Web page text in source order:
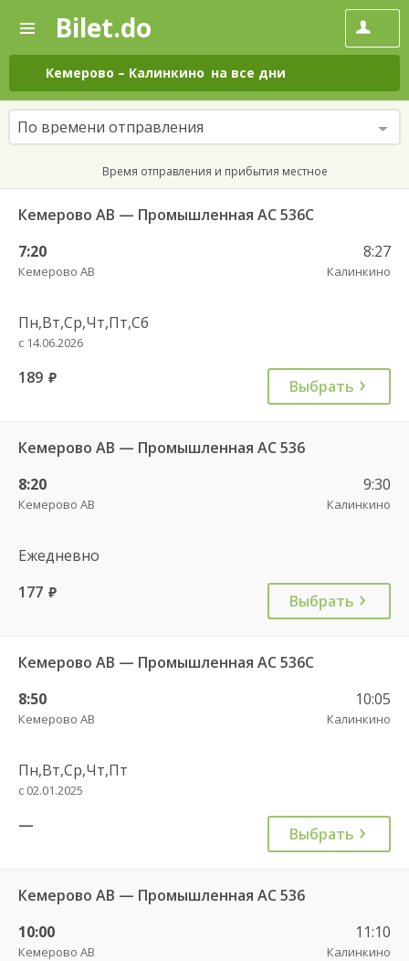
—
Поиск
и
покупка
билетов
на
автобус
онлайн
Bilet.do
Кемерово – Калинкино на все дни
По времени отправления
Время отправления и прибытия местное
Кемерово АВ — Промышленная АС 536С
7:20
Кемерово АВ
8:27
Калинкино
Пн,Вт,Ср,Чт,Пт,Сб
с 14.06.2026
189 руб. Выбрать
Кемерово АВ — Промышленная АС 536
8:20
Кемерово АВ
9:30
Калинкино
Ежедневно
177 руб. Выбрать
Кемерово АВ — Промышленная АС 536С
8:50
Кемерово АВ
10:05
Калинкино
Пн,Вт,Ср,Чт,Пт
с 02.01.2025
— Выбрать
Кемерово АВ — Промышленная АС 536
10:00
Кемерово АВ
11:10
Калинкино